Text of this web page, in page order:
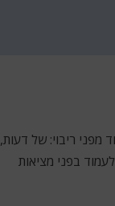
ריבוי: של דעות,
בפני מציאות